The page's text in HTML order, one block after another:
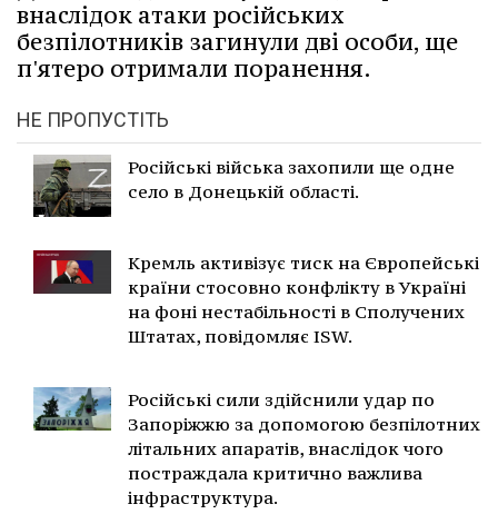
внаслідок атаки російських
безпілотників загинули дві особи, ще
п'ятеро отримали поранення.
НЕ ПРОПУСТІТЬ
Російські війська захопили ще одне
село в Донецькій області.
Кремль активізує тиск на Європейські
країни стосовно конфлікту в Україні
на фоні нестабільності в Сполучених
Штатах, повідомляє ISW.
Російські сили здійснили удар по
Запоріжжю за допомогою безпілотних
літальних апаратів, внаслідок чого
постраждала критично важлива
інфраструктура.